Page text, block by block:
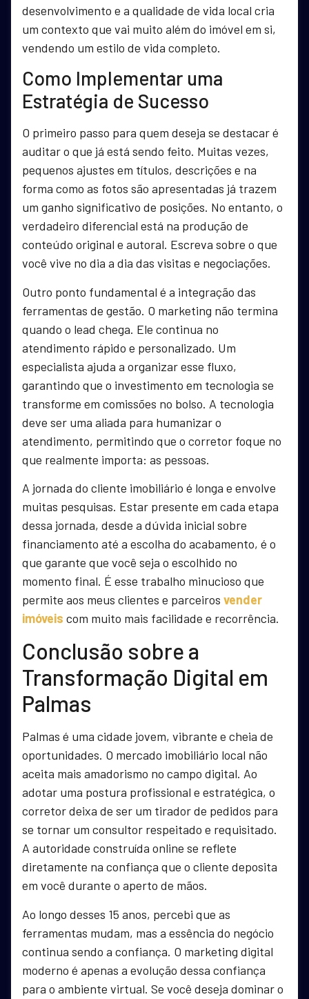
desenvolvimento e a qualidade de vida local cria
um contexto que vai muito além do imóvel em si,
vendendo um estilo de vida completo.
Como Implementar uma
Estratégia de Sucesso
O primeiro passo para quem deseja se destacar é
auditar o que já está sendo feito. Muitas vezes,
pequenos ajustes em títulos, descrições e na
forma como as fotos são apresentadas já trazem
um ganho significativo de posições. No entanto, o
verdadeiro diferencial está na produção de
conteúdo original e autoral. Escreva sobre o que
você vive no dia a dia das visitas e negociações.
Outro ponto fundamental é a integração das
ferramentas de gestão. O marketing não termina
quando o lead chega. Ele continua no
atendimento rápido e personalizado. Um
especialista ajuda a organizar esse fluxo,
garantindo que o investimento em tecnologia se
transforme em comissões no bolso. A tecnologia
deve ser uma aliada para humanizar o
atendimento, permitindo que o corretor foque no
que realmente importa: as pessoas.
A jornada do cliente imobiliário é longa e envolve
muitas pesquisas. Estar presente em cada etapa
dessa jornada, desde a dúvida inicial sobre
financiamento até a escolha do acabamento, é o
que garante que você seja o escolhido no
momento final. É esse trabalho minucioso que
permite aos meus clientes e parceiros vender
imóveis com muito mais facilidade e recorrência.
Conclusão sobre a
Transformação Digital em
Palmas
Palmas é uma cidade jovem, vibrante e cheia de
oportunidades. O mercado imobiliário local não
aceita mais amadorismo no campo digital. Ao
adotar uma postura profissional e estratégica, o
corretor deixa de ser um tirador de pedidos para
se tornar um consultor respeitado e requisitado.
A autoridade construída online se reflete
diretamente na confiança que o cliente deposita
em você durante o aperto de mãos.
Ao longo desses 15 anos, percebi que as
ferramentas mudam, mas a essência do negócio
continua sendo a confiança. O marketing digital
moderno é apenas a evolução dessa confiança
para o ambiente virtual. Se você deseja dominar o